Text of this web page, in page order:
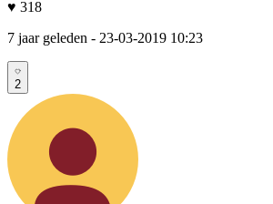
♥ 318
7 jaar geleden - 23-03-2019 10:23
2